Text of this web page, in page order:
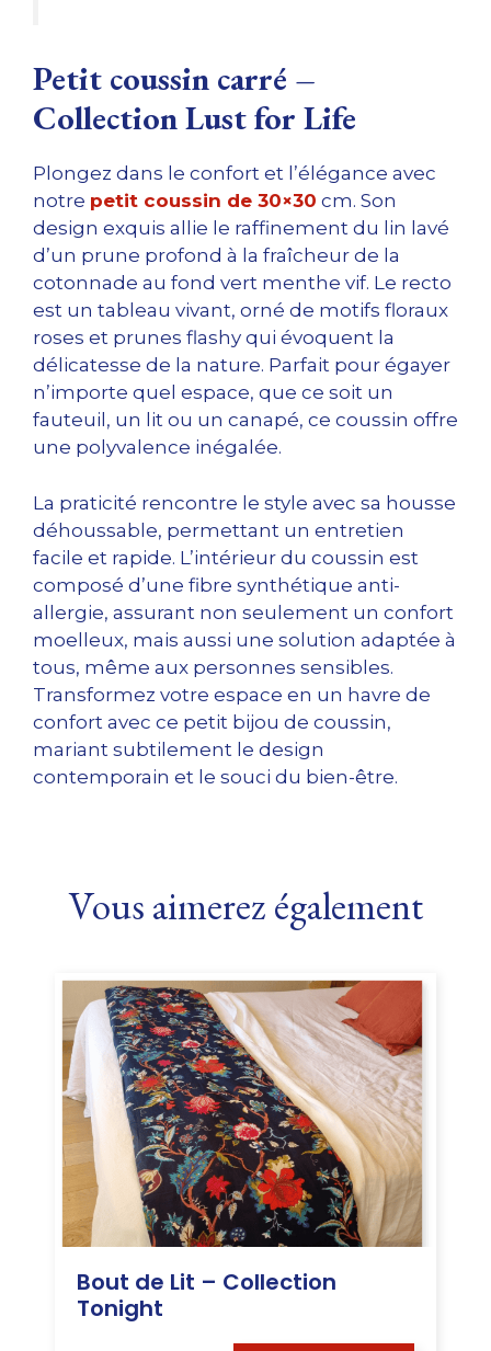
Petit coussin carré –
Collection Lust for Life
Plongez dans le confort et l’élégance avec
notre petit coussin de 30×30 cm. Son
design exquis allie le raffinement du lin lavé
d’un prune profond à la fraîcheur de la
cotonnade au fond vert menthe vif. Le recto
est un tableau vivant, orné de motifs floraux
roses et prunes flashy qui évoquent la
délicatesse de la nature. Parfait pour égayer
n’importe quel espace, que ce soit un
fauteuil, un lit ou un canapé, ce coussin offre
une polyvalence inégalée.
La praticité rencontre le style avec sa housse
déhoussable, permettant un entretien
facile et rapide. L’intérieur du coussin est
composé d’une fibre synthétique anti-
allergie, assurant non seulement un confort
moelleux, mais aussi une solution adaptée à
tous, même aux personnes sensibles.
Transformez votre espace en un havre de
confort avec ce petit bijou de coussin,
mariant subtilement le design
contemporain et le souci du bien-être.
Vous aimerez également
Bout de Lit – Collection
Tonight